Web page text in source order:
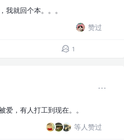
我就回个本。。。
赞过
1
爱，有人打工到现在。。
等人赞过